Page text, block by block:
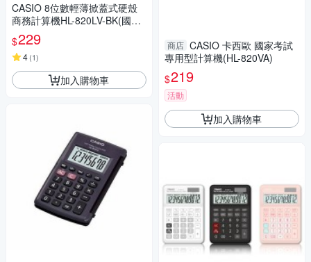
CASIO 8位數輕薄掀蓋式硬殼
商務計算機HL-820LV-BK(國家
考試專用機種)
$229
4(1)
加入購物車
商店 CASIO 卡西歐 國家考試
專用型計算機(HL-820VA)
$219
活動
加入購物車